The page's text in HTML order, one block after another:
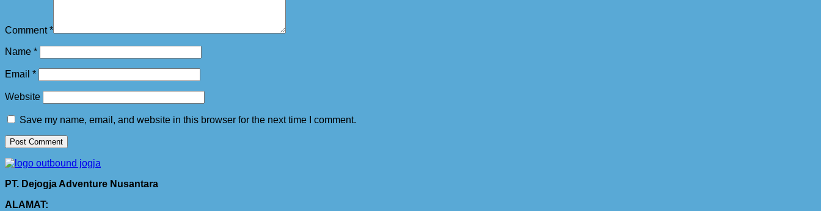
Comment*
Name *
Email *
Website
Save my name, email, and website in this browser for the next time I comment.
PT. Dejogja Adventure Nusantara
ALAMAT: